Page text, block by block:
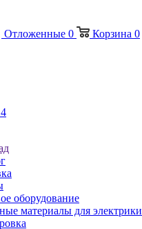
Отложенные 0 Корзина 0
оборудование
материалы для электрики